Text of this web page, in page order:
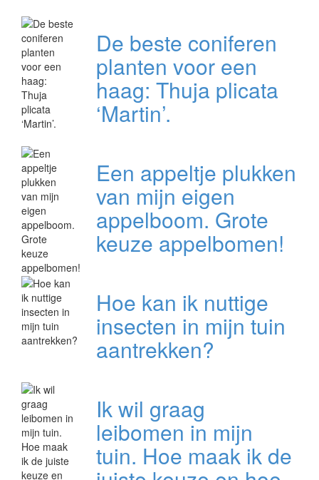
De beste coniferen
planten voor een
haag: Thuja plicata
‘Martin’.
Een appeltje plukken
van mijn eigen
appelboom. Grote
keuze appelbomen!
Hoe kan ik nuttige
insecten in mijn tuin
aantrekken?
Ik wil graag
leibomen in mijn
tuin. Hoe maak ik de